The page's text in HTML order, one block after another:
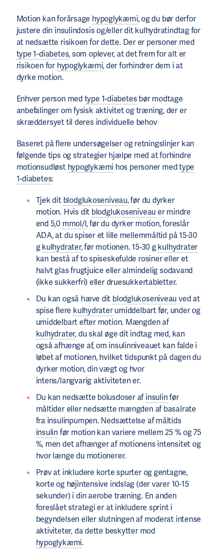
Motion kan forårsage hypoglykæmi, og du bør derfor
justere din insulindosis og/eller dit kulhydratindtag for
at nedsætte risikoen for dette. Der er personer med
type 1-diabetes, som oplever, at det frem for alt er
risikoen for hypoglykæmi, der forhindrer dem i at
dyrke motion.
Enhver person med type 1-diabetes bør modtage
anbefalinger om fysisk aktivitet og træning, der er
skræddersyet til deres individuelle behov
Baseret på flere undersøgelser og retningslinjer kan
følgende tips og strategier hjælpe med at forhindre
motionsudløst hypoglykæmi hos personer medtype
1-diabetes:
Tjek dit blodglukoseniveau, før du dyrker
motion. Hvis dit blodglukoseniveau er mindre
end 5,0 mmol/l, før du dyrker motion, foreslår
ADA, at du spiser et lille mellemmåltid på 15-30
gkulhydrater, før motionen. 15-30 gkulhydrater
kan bestå af to spiseskefulde rosiner eller et
halvt glas frugtjuice eller almindelig sodavand
(ikke sukkerfri) eller druesukkertabletter.
Du kan også hæve dit blodglukoseniveau ved at
spise flere kulhydraterumiddelbart før, under og
umiddelbart efter motion. Mængden af ​​
kulhydrater, du skal øge dit indtag med, kan
også afhænge af, om insulinniveauet kan falde i
løbet af motionen, hvilket tidspunkt på dagen du
dyrker motion, din vægt og hvor
intens/langvarig aktiviteten er.
Du kan nedsætte bolusdoser afinsulinfør
måltider eller nedsætte mængden af ​​basalrate
fra insulinpumpen. Nedsættelse af måltids​​
insulinfør motion kan variere mellem 25 % og 75
%, men det afhænger af motionens intensitet og
hvor længe du motionerer.
Prøv at inkludere korte spurter og gentagne,
korte og højintensive indslag (der varer 10-15
sekunder) i din aerobe træning. En anden
foreslået strategi er at inkludere sprint i
begyndelsen eller slutningen af ​​moderat intense
aktiviteter, da dette beskytter mod
hypoglykæmi.